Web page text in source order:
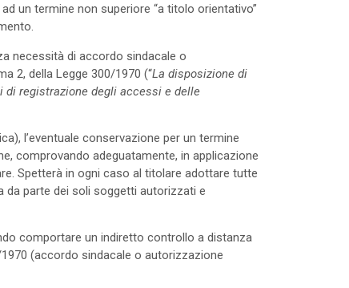
un termine non superiore “a titolo orientativo”
necessità di accordo sindacale o
2, della Legge 300/1970 (“La disposizione di
registrazione degli accessi e delle
l’eventuale conservazione per un termine
comprovando adeguatamente, in applicazione
Spetterà in ogni caso al titolare adottare tutte
da parte dei soli soggetti autorizzati e
comportare un indiretto controllo a distanza
1970 (accordo sindacale o autorizzazione